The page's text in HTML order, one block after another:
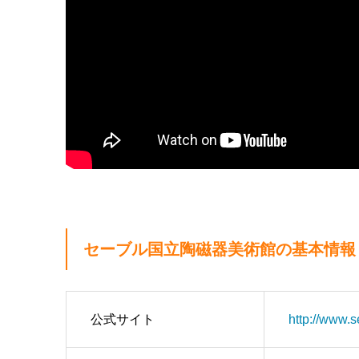
セーブル国立陶磁器美術館の基本情報
公式サイト http://